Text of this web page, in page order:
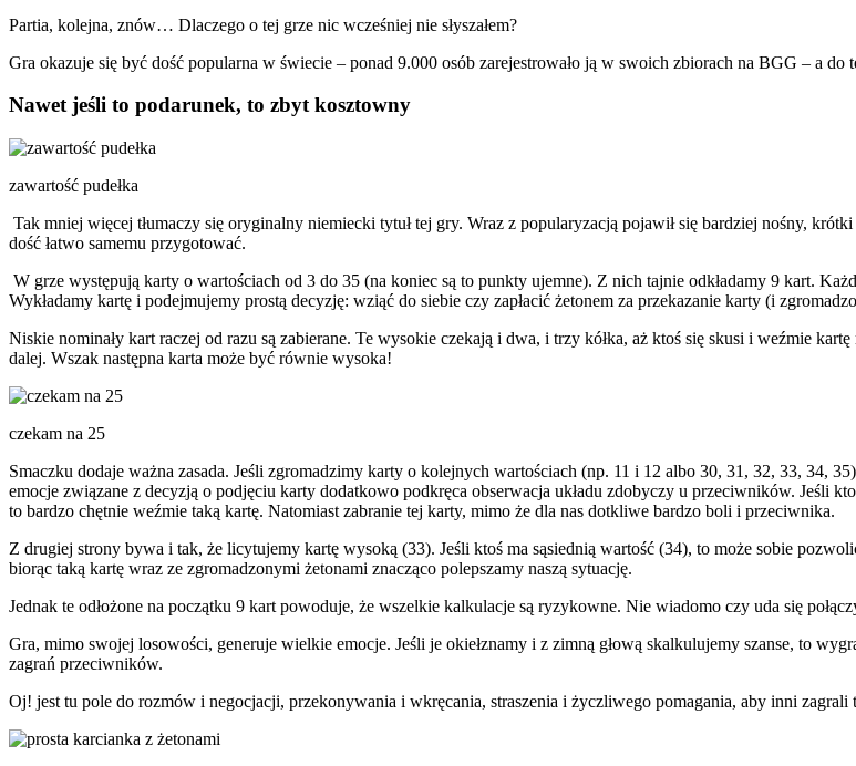
Partia, kolejna, znów… Dlaczego o tej grze nic wcześniej nie słyszałem?
Gra okazuje się być dość popularna w świecie – ponad 9.000 osób zarejestrowało ją w swoich zbiorach na BGG – a
Nawet jeśli to podarunek, to zbyt kosztowny
zawartość pudełka
Tak mniej więcej tłumaczy się oryginalny niemiecki tytuł tej gry. Wraz z popularyzacją pojawił się bardziej nośny, krótki
dość łatwo samemu przygotować.
W grze występują karty o wartościach od 3 do 35 (na koniec są to punkty ujemne). Z nich tajnie odkładamy 9 kart.
Wykładamy kartę i podejmujemy prostą decyzję: wziąć do siebie czy zapłacić żetonem za przekazanie karty (i
Niskie nominały kart raczej od razu są zabierane. Te wysokie czekają i dwa, i trzy kółka, aż ktoś się skusi i weźmie
dalej. Wszak następna karta może być równie wysoka!
czekam na 25
Smaczku dodaje ważna zasada. Jeśli zgromadzimy karty o kolejnych wartościach (np. 11 i 12 albo 30, 31, 32, 33,
emocje związane z decyzją o podjęciu karty dodatkowo podkręca obserwacja układu zdobyczy u przeciwników. Jeśli
to bardzo chętnie weźmie taką kartę. Natomiast zabranie tej karty, mimo że dla nas dotkliwe bardzo boli i przeciwnika.
Z drugiej strony bywa i tak, że licytujemy kartę wysoką (33). Jeśli ktoś ma sąsiednią wartość (34), to może sobie
biorąc taką kartę wraz ze zgromadzonymi żetonami znacząco polepszamy naszą sytuację.
Jednak te odłożone na początku 9 kart powoduje, że wszelkie kalkulacje są ryzykowne. Nie wiadomo czy uda się
Gra, mimo swojej losowości, generuje wielkie emocje. Jeśli je okiełznamy i z zimną głową skalkulujemy szanse, to
zagrań przeciwników.
Oj! jest tu pole do rozmów i negocjacji, przekonywania i wkręcania, straszenia i życzliwego pomagania, aby inni zagrali